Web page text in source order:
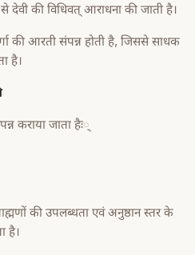
देवी की विधिवत् आराधना की जाती है।
की आरती संपन्न होती है, जिससे साधक
है।
कराया जाता हैः्
की उपलब्धता एवं अनुष्ठान स्तर के
है।